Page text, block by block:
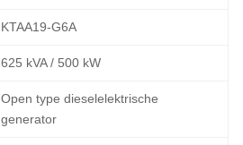
KTAA19-G6A
625 kVA / 500 kW
Open type dieselelektrische
generator